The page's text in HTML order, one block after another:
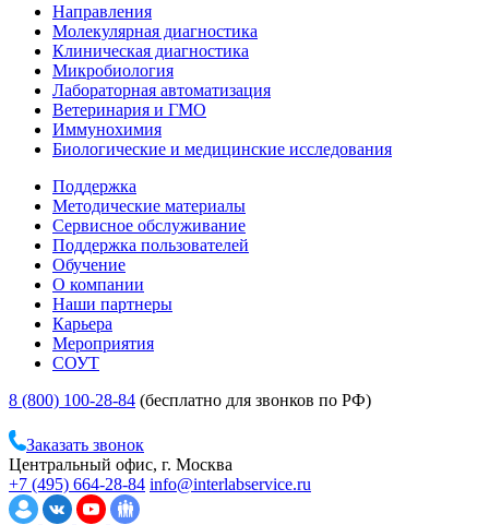
Направления
Молекулярная диагностика
Клиническая диагностика
Микробиология
Лабораторная автоматизация
Ветеринария и ГМО
Иммунохимия
Биологические и медицинские исследования
Поддержка
Методические материалы
Сервисное обслуживание
Поддержка пользователей
Обучение
О компании
Наши партнеры
Карьера
Мероприятия
СОУТ
8 (800) 100-28-84 (бесплатно для звонков по РФ)
Заказать звонок
Центральный офис, г. Москва
+7 (495) 664-28-84 info@interlabservice.ru